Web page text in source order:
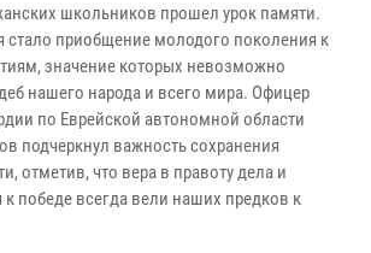
школьников прошел урок памяти.
приобщение молодого поколения к
значение которых невозможно
нашего народа и всего мира. Офицер
по Еврейской автономной области
подчеркнул важность сохранения
отметив, что вера в правоту дела и
победе всегда вели наших предков к